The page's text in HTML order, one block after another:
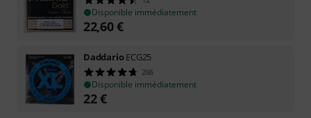
Disponible immédiatement
22,60€
DaddarioECG25
266
Disponible immédiatement
22€